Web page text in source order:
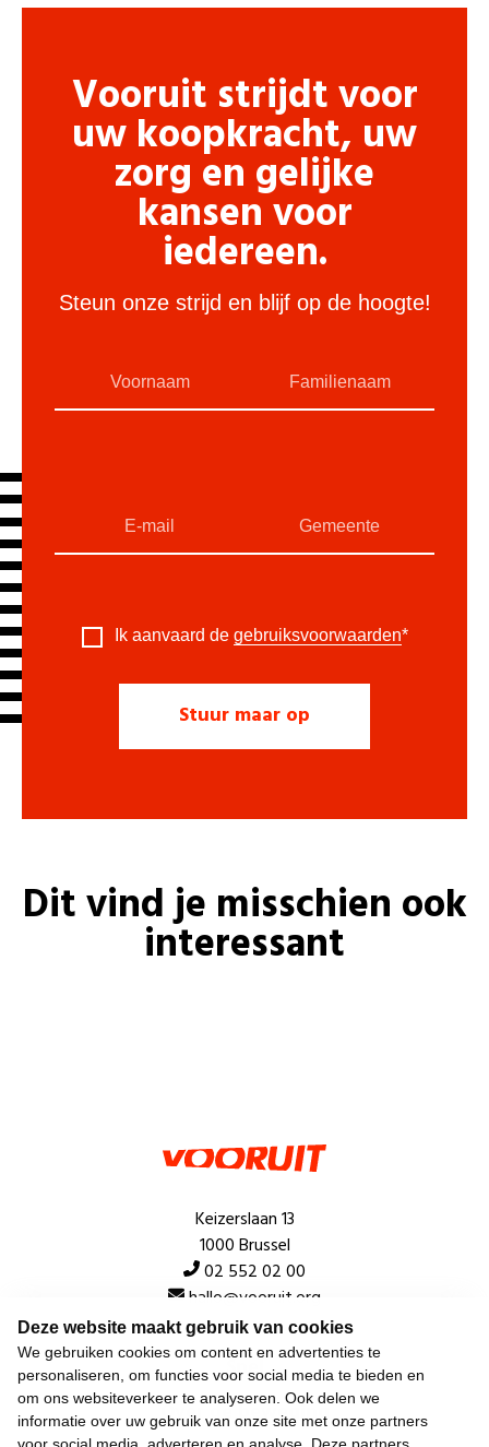
Deze website maakt gebruik van cookies
We gebruiken cookies om content en advertenties te
personaliseren, om functies voor social media te bieden en
om ons websiteverkeer te analyseren. Ook delen we
informatie over uw gebruik van onze site met onze partners
Vooruit strijdt voor
uw koopkracht, uw
zorg en gelijke
kansen voor
iedereen.
Steun onze strijd en blijf op de hoogte!
Ik aanvaard de gebruiksvoorwaarden*
Dit vind je misschien ook
interessant
Keizerslaan 13
1000 Brussel
02 552 02 00
hallo@vooruit.org
Snel
Over de beweging